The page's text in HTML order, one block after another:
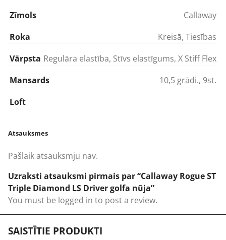
Zīmols
Callaway
Roka
Kreisā, Tiesības
Vārpsta Regulāra elastība, Stīvs elastīgums, X Stiff Flex
Mansards
10,5 grādi., 9st.
Loft
Atsauksmes
Pašlaik atsauksmju nav.
Uzraksti atsauksmi pirmais par “Callaway Rogue ST
Triple Diamond LS Driver golfa nūja”
You must be logged in to post a review.
SAISTĪTIE PRODUKTI